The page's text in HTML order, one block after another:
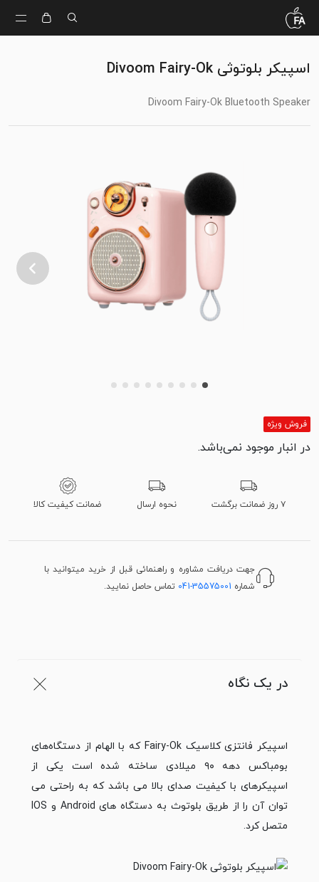
اسپیکر بلوتوثی Divoom Fairy-Ok
Divoom Fairy-Ok Bluetooth Speaker
فروش ویژه
در انبار موجود نمی‌باشد.
۷ روز ضمانت برگشت نحوه ارسال ضمانت کیفیت کالا
جهت دریافت مشاوره و راهنمائی قبل از خرید میتوانید با
شماره 041-35575001 تماس حاصل نمایید.
در یک نگاه
اسپیکر فانتزی کلاسیک Fairy-Ok که با الهام از دستگاه‌های
بومباکس دهه ۹۰ میلادی ساخته شده است یکی از
اسپیکرهای با کیفیت صدای بالا می­ باشد که به راحتی می
توان آن را از طریق بلوتوث به دستگاه­ های Android و IOS
متصل کرد.